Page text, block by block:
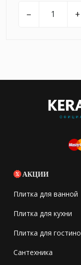
– +
АКЦИИ
Плитка для ванной
Плитка для кухни
Плитка для
Сантехника